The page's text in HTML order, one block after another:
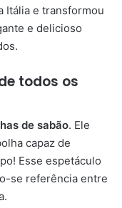
Itália e transformou
e delicioso
todos os
de sabão. Ele
capaz de
Esse espetáculo
se referência entre